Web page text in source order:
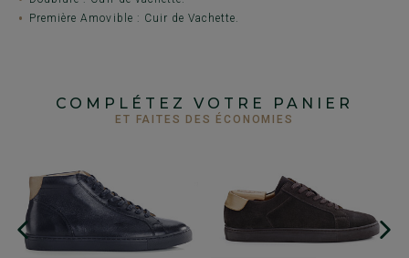
Première Amovible : Cuir de Vachette.
COMPLÉTEZ VOTRE PANIER
ET FAITES DES ÉCONOMIES